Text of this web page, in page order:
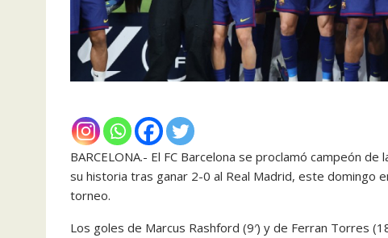
BARCELONA.- El FC Barcelona se proclamó campeón
su historia tras ganar 2-0 al Real Madrid, este domingo
torneo.
Los goles de Marcus Rashford (9′) y de Ferran Torres